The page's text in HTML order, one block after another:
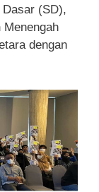
Dasar (SD),
dengan